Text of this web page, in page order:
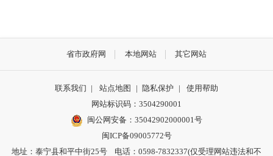
省市政府网 本地网站 其它网站
联系我们 | 站点地图 | 隐私保护 |
使用帮助
网站标识码：3504290001
闽公网安备：35042902000001号
闽ICP备09005772号
地址：泰宁县和平中街25号 电话：0598-7832337(仅受理网站违法和不